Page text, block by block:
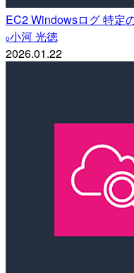
EC2 Windowsログ 特定
o小河 光徳
2026.01.22